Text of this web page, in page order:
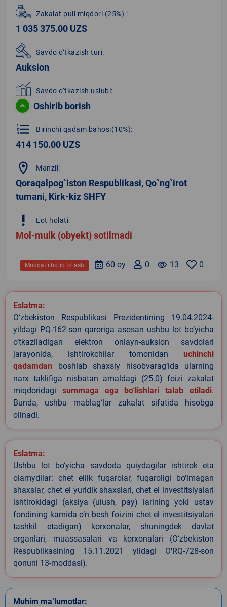
Zakalat puli miqdori (25%) :
1 035 375.00 UZS
Savdo o‘tkazish turi:
Auksion
Savdo o‘tkazish uslubi:
Oshirib borish
format_list_numbered Birinchi qadam bahosi(10%):
414 150.00 UZS
location_on Manzil:
Qoraqalpog`iston Respublikasi, Qo`ng`irot
tumani, Kirk-kiz SHFY
priority_high Lot holati:
Mol-mulk (obyekt) sotilmadi
0
remove_red_eye 13
0
60 oy
Muddatli bo‘lib to‘lash
Eslatma:
O‘zbekiston Respublikasi Prezidentining 19.04.2024-
yildagi PQ-162-son qaroriga asosan ushbu lot bo‘yicha
o‘tkaziladigan elektron onlayn-auksion savdolari
jarayonida, ishtirokchilar tomonidan uchinchi
qadamdan boshlab shaxsiy hisobvarag‘ida ularning
narx taklifiga nisbatan amaldagi (25.0) foizi zakalat
miqdoridagi summaga ega bo‘lishlari talab etiladi.
Bunda, ushbu mablag‘lar zakalat sifatida hisobga
olinadi.
Eslatma:
Ushbu lot bo‘yicha savdoda quiydagilar ishtirok eta
olamydilar: chet ellik fuqarolar, fuqaroligi bo‘lmagan
shaxslar, chet el yuridik shaxslari, chet el investitsiyalari
ishtirokidagi (aksiya (ulush, pay) larining yoki ustav
fondining kamida o‘n besh foizini chet el investitsiyalari
tashkil etadigan) korxonalar, shuningdek davlat
organlari, muassasalari va korxonalari (O‘zbekiston
Respublikasining 15.11.2021 yildagi O‘RQ-728-son
qonuni 13-moddasi).
Muhim ma’lumotlar: